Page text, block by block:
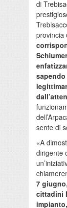
di
provincia
sapendo
sente di
«A
dirigente
7
cittadini